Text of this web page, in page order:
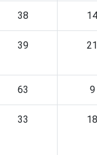
38 14
39 21
63 9
33 18